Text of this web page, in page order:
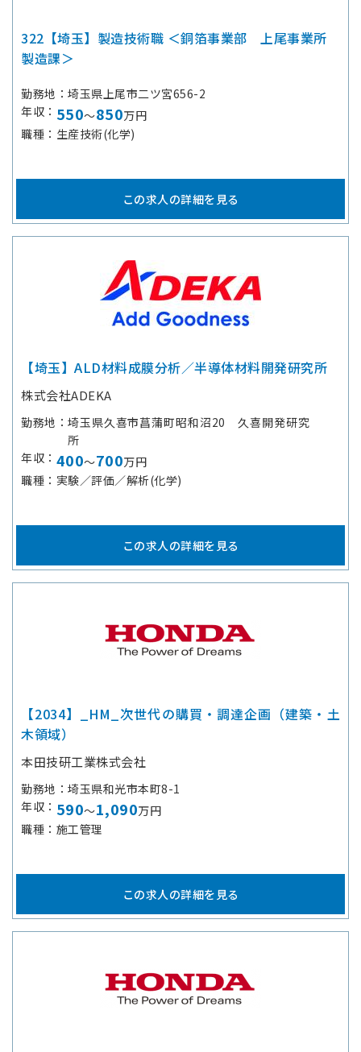
322【埼玉】製造技術職 ＜銅箔事業部 上尾事業所
製造課＞
勤務地
埼玉県上尾市二ツ宮656-2
年収
550～850万円
職種
生産技術(化学)
この求人の詳細を見る
【埼玉】ALD材料成膜分析／半導体材料開発研究所
株式会社ADEKA
勤務地
埼玉県久喜市菖蒲町昭和沼20 久喜開発研究
所
年収
400～700万円
職種
実験／評価／解析(化学)
この求人の詳細を見る
【2034】_HM_次世代の購買・調達企画（建築・土
木領域）
本田技研工業株式会社
勤務地
埼玉県和光市本町8-1
年収
590～1,090万円
職種
施工管理
この求人の詳細を見る